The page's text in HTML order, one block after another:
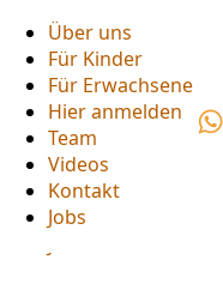
Über uns
Für Kinder
Für Erwachsene
Hier anmelden
Team
Videos
Kontakt
Jobs
Über uns
Für Kinder
Für Erwachsene
Hier anmelden
Team
Videos
Kontakt